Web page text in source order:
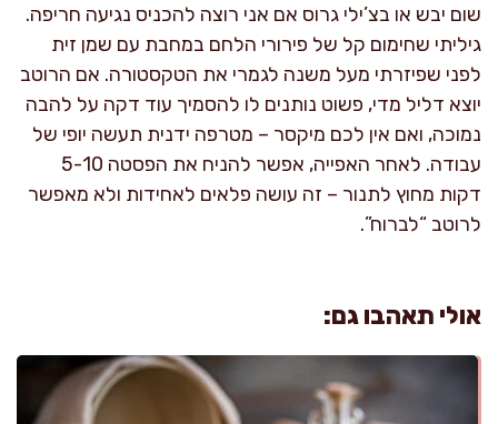
שום יבש או בצ’ילי גרוס אם אני רוצה להכניס נגיעה חריפה.
גיליתי שחימום קל של פירורי הלחם במחבת עם שמן זית
לפני שפיזרתי מעל משנה לגמרי את הטקסטורה. אם הרוטב
יוצא דליל מדי, פשוט נותנים לו להסמיך עוד דקה על להבה
נמוכה, ואם אין לכם מיקסר – מטרפה ידנית תעשה יופי של
עבודה. לאחר האפייה, אפשר להניח את הפסטה 5-10
דקות מחוץ לתנור – זה עושה פלאים לאחידות ולא מאפשר
לרוטב “לברוח”.
אולי תאהבו גם: